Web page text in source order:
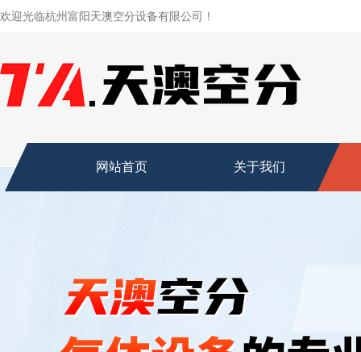
欢迎光临杭州富阳天澳空分设备有限公司！
网站首页 关于我们